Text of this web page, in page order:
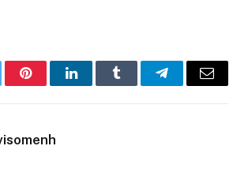
PinterestLinkedInTumblr TelegramEmail